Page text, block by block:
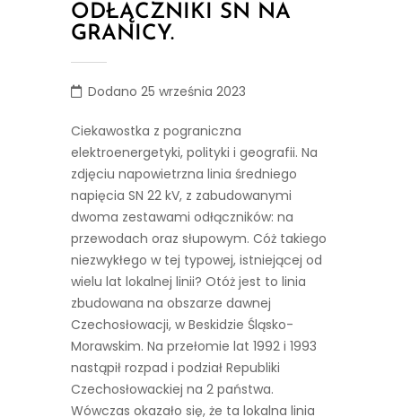
ODŁĄCZNIKI SN NA
GRANICY.
Dodano 25 września 2023
Ciekawostka z pograniczna
elektroenergetyki, polityki i geografii. Na
zdjęciu napowietrzna linia średniego
napięcia SN 22 kV, z zabudowanymi
dwoma zestawami odłączników: na
przewodach oraz słupowym. Cóż takiego
niezwykłego w tej typowej, istniejącej od
wielu lat lokalnej linii? Otóż jest to linia
zbudowana na obszarze dawnej
Czechosłowacji, w Beskidzie Śląsko-
Morawskim. Na przełomie lat 1992 i 1993
nastąpił rozpad i podział Republiki
Czechosłowackiej na 2 państwa.
Wówczas okazało się, że ta lokalna linia